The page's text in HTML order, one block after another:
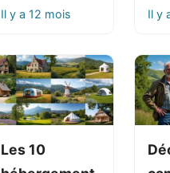
Il y a 12 mois Il y
Les 10